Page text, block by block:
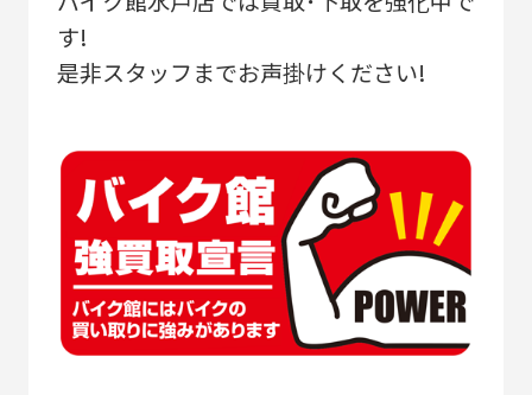
す!
是非スタッフまでお声掛けください!